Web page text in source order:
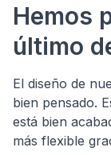
Hemos
último
El diseño de
bien pensado.
está bien
más flexible